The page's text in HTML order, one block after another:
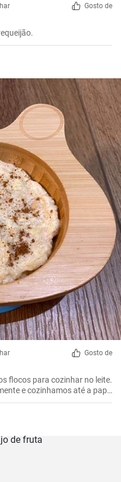
Gosto de
Gosto de
flocos para cozinhar no leite.
e cozinhamos até a papa
manteiga de